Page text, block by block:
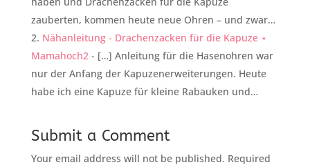
zauberten, kommen heute neue Ohren – und zwar…
Nähanleitung - Drachenzacken für die Kapuze ⋆
Mamahoch2- […] Anleitung für die Hasenohren war
nur der Anfang der Kapuzenerweiterungen. Heute
habe ich eine Kapuze für kleine Rabauken und…
Submit a Comment
Your email address will not be published. Required